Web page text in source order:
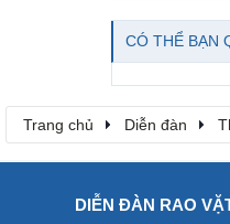
CÓ THỂ BẠN
Trang chủ Diễn đàn
DIỄN ĐÀN RAO